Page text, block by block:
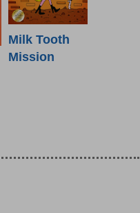
Milk Tooth
Mission